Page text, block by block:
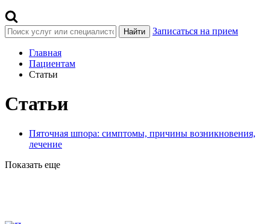
Найти Записаться на прием
Главная
Пациентам
Статьи
Статьи
Пяточная шпора: симптомы, причины возникновения,
лечение
Показать еще